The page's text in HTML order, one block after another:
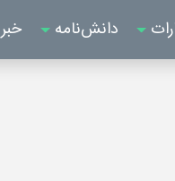
دانش‌نامه خبر